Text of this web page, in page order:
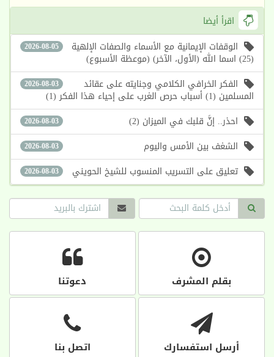
اقرأ أيضا
2026-08-05 الوقفات الإيمانية مع الأسماء والصفات الإلهية
(25) اسما الله (الأول، الآخر) (موعظة الأسبوع)
2026-08-03 الفكر الخرافي الكلامي وجنايته على عقائد
المسلمين (1) أسباب حرص الغرب على إحياء هذا الفكر (1)
2026-08-03 احذر.. إنَّ قلبك في الميزان (2)
2026-08-03 الشغف بين الأمس واليوم
2026-08-03 تعليق على التسريب المنسوب للشيخ الحويني
بقلم المشرف دعوتنا
أرسل استفسارك اتصل بنا